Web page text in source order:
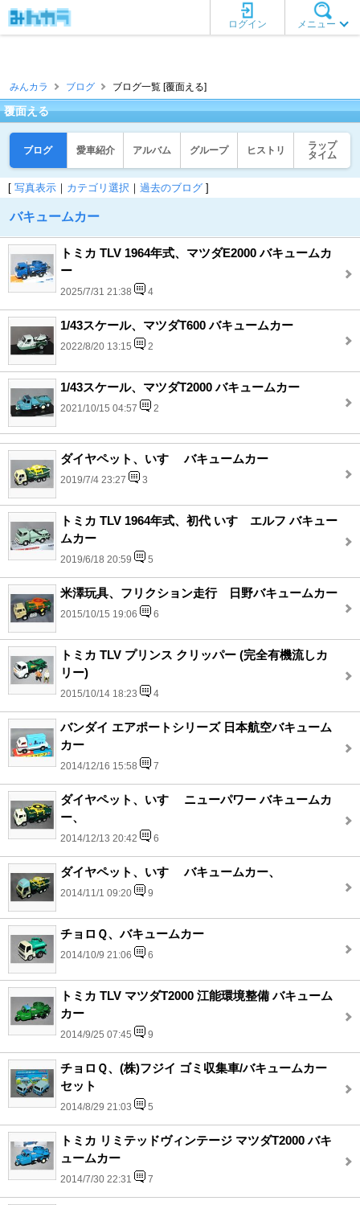
メニュー
ログイン
みんカラ ブログ ブログ一覧 [覆面える]
覆面える
ブログ 愛車紹介 アルバム グループ ヒストリ
ラップ
タイム
[ 写真表示 ｜ カテゴリ選択 ｜ 過去のブログ ]
バキュームカー
トミカ TLV 1964年式、マツダE2000 バキュームカ
ー
2025/7/31 21:38 4
1/43スケール、マツダT600 バキュームカー
2022/8/20 13:15 2
1/43スケール、マツダT2000 バキュームカー
2021/10/15 04:57 2
ダイヤペット、いすゞ バキュームカー
2019/7/4 23:27 3
トミカ TLV 1964年式、初代 いすゞエルフ バキュー
ムカー
2019/6/18 20:59 5
米澤玩具、フリクション走行 日野バキュームカー
2015/10/15 19:06 6
トミカ TLV プリンス クリッパー (完全有機流しカ
リー)
2015/10/14 18:23 4
バンダイ エアポートシリーズ 日本航空バキューム
カー
2014/12/16 15:58 7
ダイヤペット、いすゞ ニューパワー バキュームカ
ー、
2014/12/13 20:42 6
ダイヤペット、いすゞ バキュームカー、
2014/11/1 09:20 9
チョロＱ、バキュームカー
2014/10/9 21:06 6
トミカ TLV マツダT2000 江能環境整備 バキューム
カー
2014/9/25 07:45 9
チョロＱ、(株)フジイ ゴミ収集車/バキュームカー
セット
2014/8/29 21:03 5
トミカ リミテッドヴィンテージ マツダT2000 バキ
ュームカー
2014/7/30 22:31 7